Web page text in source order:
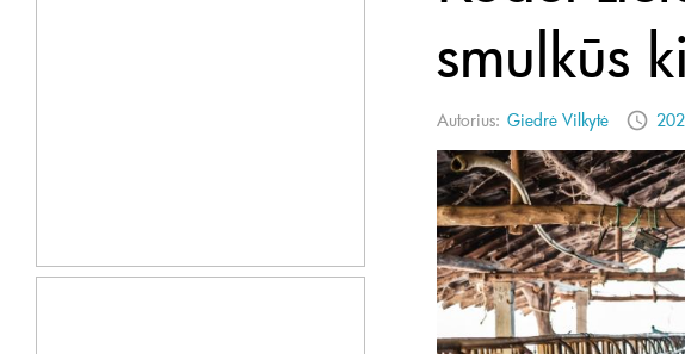
smulkūs
Autorius: Giedrė Vilkytė